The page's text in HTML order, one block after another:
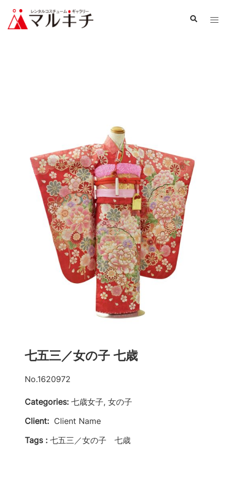
七五三／女の子 七歳
No.1620972
Categories: 七歳女子, 女の子
Client: Client Name
Tags : 七五三／女の子 七歳